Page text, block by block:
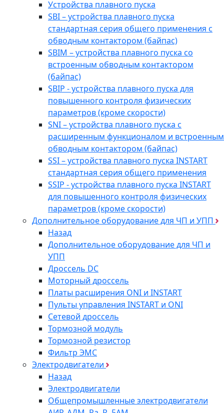
Устройства плавного пуска
SBI – устройства плавного пуска
стандартная серия общего применения с
обводным контактором (байпас)
SBIM – устройства плавного пуска со
встроенным обводным контактором
(байпас)
SBIP - устройства плавного пуска для
повышенного контроля физических
параметров (кроме скорости)
SNI – устройства плавного пуска с
расширенным функционалом и встроенным
обводным контактором (байпас)
SSI – устройства плавного пуска INSTART
стандартная серия общего применения
SSIP - устройства плавного пуска INSTART
для повышенного контроля физических
параметров (кроме скорости)
Дополнительное оборудование для ЧП и УПП
Назад
Дополнительное оборудование для ЧП и
УПП
Дроссель DC
Моторный дроссель
Платы расширения ONI и INSTART
Пульты управления INSTART и ONI
Сетевой дроссель
Тормозной модуль
Тормозной резистор
Фильтр ЭМС
Электродвигатели
Назад
Электродвигатели
Общепромышленные электродвигатели